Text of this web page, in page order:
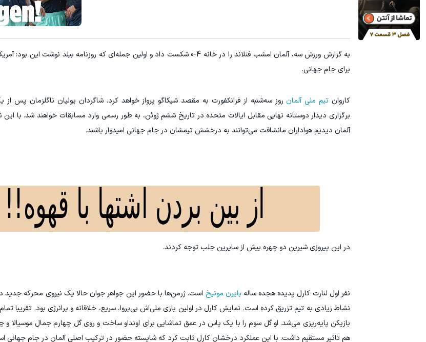
‫به گزارش ورزش سه، آلمان امشب فنلاند را در خانه 4-0 شکست داد و اولین جمله‌ای که روزنامه بیلد
برای جام جهانی.
کاروان تیم ملی آلمانروز سه‌شنبه از فرانکفورت به مقصد شیکاگو پرواز خواهد کرد. شاگردان یولیان ناگلزمان پس
برگزاری دیدار دوستانه نهایی مقابل ایالات متحده در تاریخ ششم ژوئن، به طور رسمی وارد مسابقات خواهند شد. با
آلمان دیدیم هواداران مانشافت می‌توانند به درخشش تیمشان در جام جهانی امیدوار باشند.
در این پیروزی شیرین دو چهره بیش از سایرین جلب توجه کردند.
‫نفر اول لنارت کارل پدیده هجده ساله بایرن مونیخ است. ژرمن‌ها با حضور این جواهر جوان حالا یک نیروی محرکه جدید
نشاط زیادی به تیم تزریق کرده است. نمایش کارل در اولین بازی ملی‌اش بی‌پروا، سریع، خلاقانه و پرانرژی بود. تقریبا
بازیکن پایه‌ریزی می‌شد. او گل سوم را با یک پاس در عمق تماشایی برای اونداو ساخت و روی گل چهارم جمال موسیالا
هم تاثیر مستقیم داشت. با این عملکرد درخشان کارل ثابت کرد که شایسته حضور در ترکیب اصلی آلمان در جام جهانی